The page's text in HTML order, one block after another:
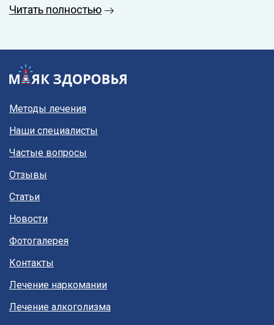
Читать полностью
Методы лечения
Наши специалисты
Частые вопросы
Отзывы
Статьи
Новости
Фотогалерея
Контакты
Лечение наркомании
Лечение алкоголизма